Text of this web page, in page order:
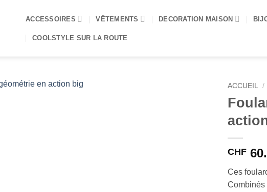
ACCESSOIRES VÊTEMENTS DECORATION MAISON
COOLSTYLE SUR LA ROUTE
ACCUEIL /
CHF
Ces
Combinés